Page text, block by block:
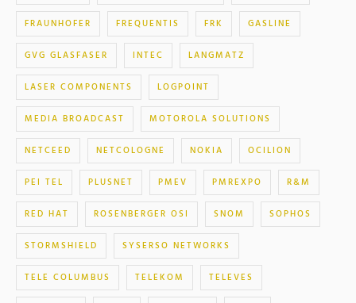
FRAUNHOFER FREQUENTIS FRK GASLINE
GVG GLASFASER INTEC LANGMATZ
LASER COMPONENTS LOGPOINT
MEDIA BROADCAST MOTOROLA SOLUTIONS
NETCEED NETCOLOGNE NOKIA OCILION
PEI TEL PLUSNET PMEV PMREXPO R&M
RED HAT ROSENBERGER OSI SNOM SOPHOS
STORMSHIELD SYSERSO NETWORKS
TELE COLUMBUS TELEKOM TELEVES